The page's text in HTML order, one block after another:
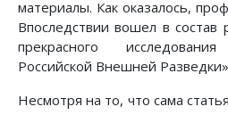
материалы. Как оказалось,
Впоследствии вошел в состав
прекрасного
Российской Внешней
Несмотря на то, что сама